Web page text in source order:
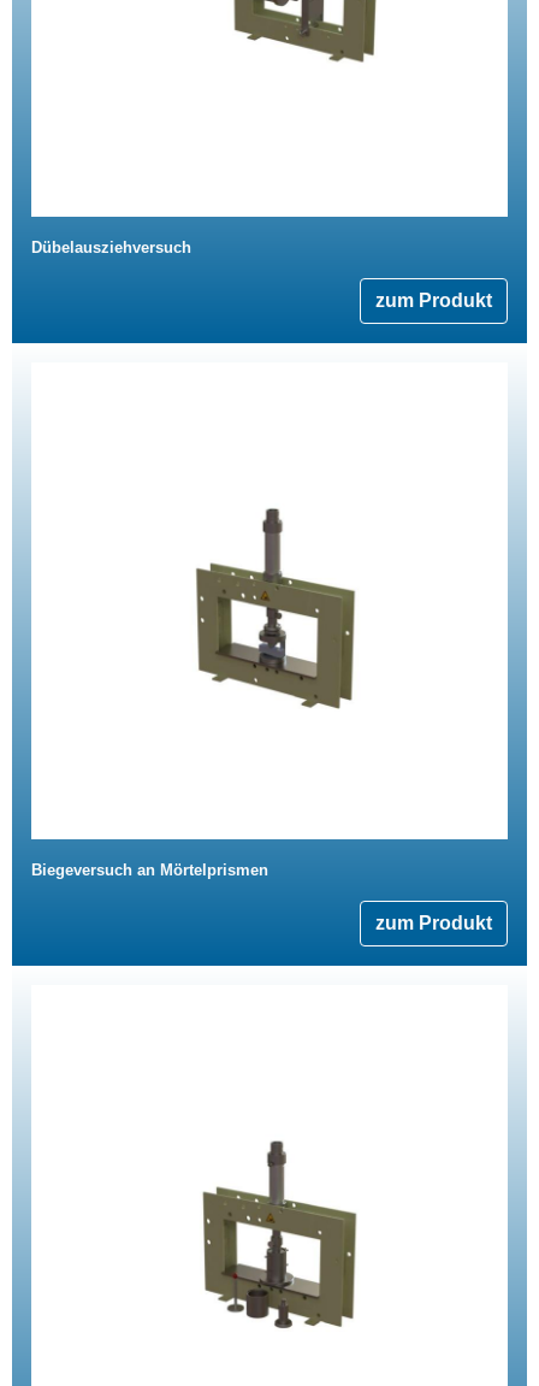
Dübelausziehversuch
zum Produkt
Biegeversuch an Mörtelprismen
zum Produkt